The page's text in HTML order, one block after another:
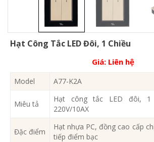
Hạt Công Tắc LED Đôi, 1 Chiều
Giá: Liên hệ
Model A77-K2A
Miêu tả
Hạt công tắc LED đôi, 1
220V/10AX
Đặc điểm
Hạt nhựa PC, đồng cao cấp
tiếp điểm bạc